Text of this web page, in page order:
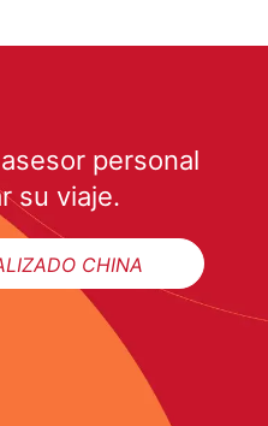
personal
su viaje.
CHINA